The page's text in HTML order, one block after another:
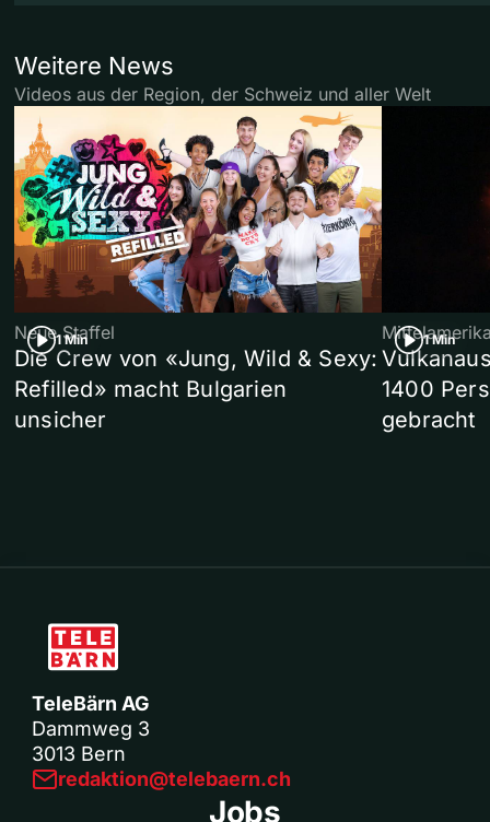
Weitere News
Videos aus der Region, der Schweiz und aller Welt
1 Min
Neue Staffel
Die Crew von «Jung, Wild & Sexy:
Refilled» macht Bulgarien
unsicher
1 Min
1400
gebracht
TeleBärn AG
Dammweg 3
3013 Bern
redaktion@telebaern.ch
Jobs